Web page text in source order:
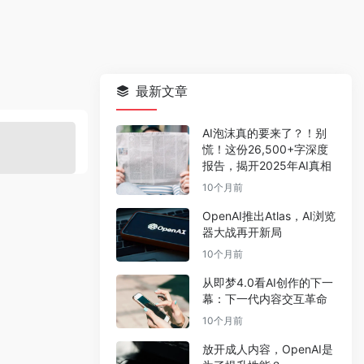
最新文章
AI泡沫真的要来了？！别
慌！这份26,500+字深度
报告，揭开2025年AI真相
10个月前
OpenAI推出Atlas，AI浏览
器大战再开新局
10个月前
从即梦4.0看AI创作的下一
幕：下一代内容交互革命
10个月前
放开成人内容，OpenAI是